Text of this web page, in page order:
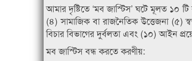
আমার দৃষ্টিতে ‘মব জাস্টিস’ ঘটে মূলত ১০
(৪) সামাজিক বা রাজনৈতিক উত্তেজনা (৫)
বিচার বিভাগের দুর্বলতা এবং (১০) আইন
মব জাস্টিস বন্ধ করতে করণীয়: